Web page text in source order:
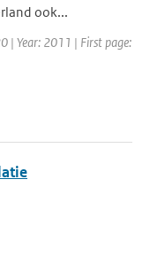
ook...
| Year: 2011 | First page: